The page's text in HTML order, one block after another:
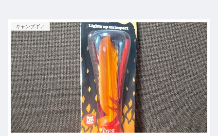
キャンプギア